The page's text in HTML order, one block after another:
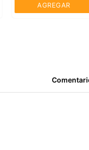
AGREGAR